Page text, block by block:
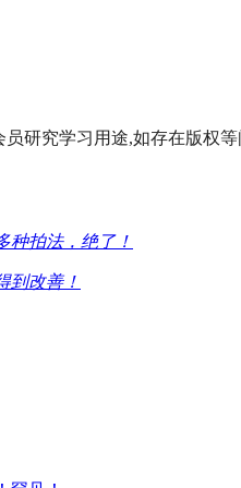
研究学习用途,如存在版权
种拍法，绝了！
到改善！